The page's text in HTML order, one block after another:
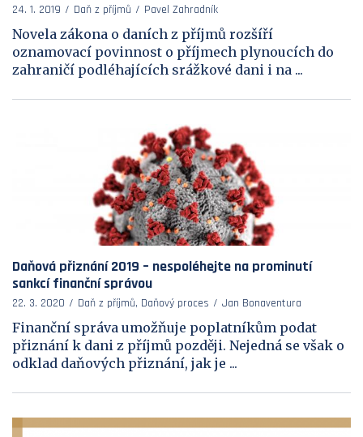
24. 1. 2019 Daň z příjmů Pavel Zahradník
Novela zákona o daních z příjmů rozšíří
oznamovací povinnost o příjmech plynoucích do
zahraničí podléhajících srážkové dani i na ...
Daňová přiznání 2019 – nespoléhejte na prominutí
sankcí finanční správou
22. 3. 2020 Daň z příjmů, Daňový proces Jan Bonaventura
Finanční správa umožňuje poplatníkům podat
přiznání k dani z příjmů později. Nejedná se však o
odklad daňových přiznání, jak je ...